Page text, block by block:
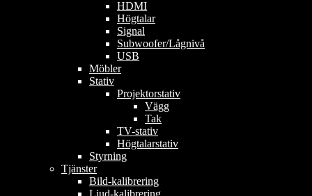
HDMI
Högtalar
Signal
Subwoofer/Lågnivå
USB
Möbler
Stativ
Projektorstativ
Vägg
Tak
TV-stativ
Högtalarstativ
Styrning
Tjänster
Bild-kalibrering
Ljud-kalibrering